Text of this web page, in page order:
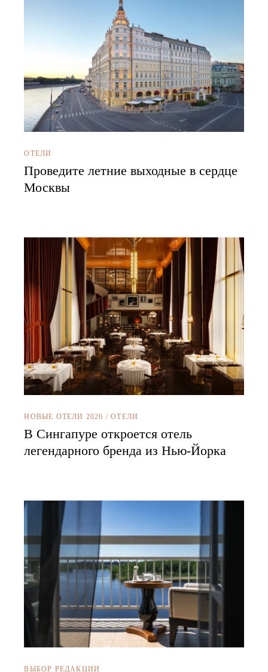
ОТЕЛИ
Проведите летние выходные в сердце
Москвы
НОВЫЕ ОТЕЛИ 2026 /ОТЕЛИ
В Сингапуре откроется отель
легендарного бренда из Нью-Йорка
ВЫБОР РЕДАКЦИИ